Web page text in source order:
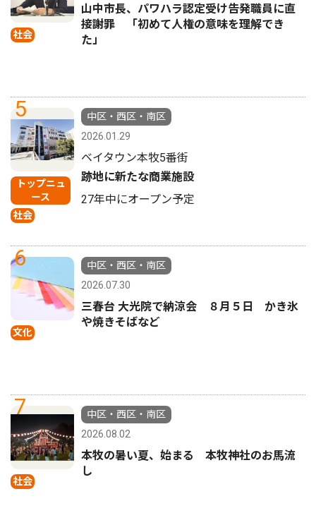
社会
山中市長、パワハラ認定受け告発職員に直
接謝罪 「初めて人権の意味を理解でき
た」
5
トップニュ
ース
社会
中区・西区・南区
2026.01.29
ベイタウン本牧5番街
跡地に新たな商業施設
27年中にオープン予定
6
文化
中区・西区・南区
2026.07.30
三春台 大光院で納涼会 ８月５日 かき氷
や焼きそばなど
7
社会
中区・西区・南区
2026.08.02
本牧の暑い夏、始まる 本牧神社のお馬流
し